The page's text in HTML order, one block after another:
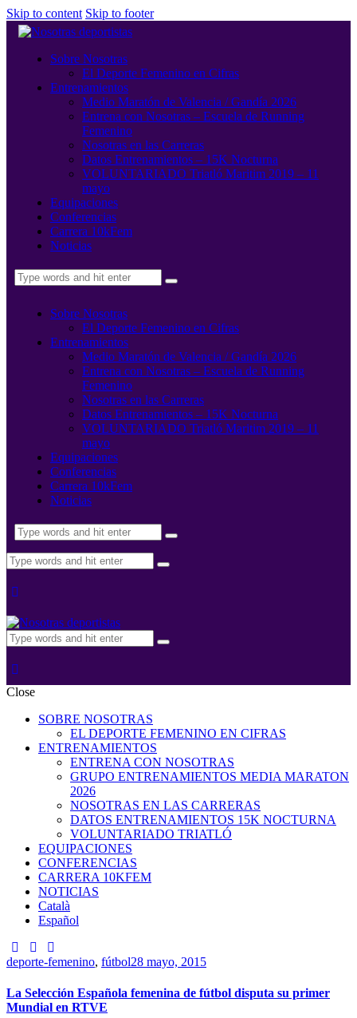
Skip to content Skip to footer
Sobre Nosotras
El Deporte Femenino en Cifras
Entrenamientos
Medio Maratón de Valencia / Gandía 2026
Entrena con Nosotras – Escuela de Running
Femenino
Nosotras en las Carreras
Datos Entrenamientos – 15K Nocturna
VOLUNTARIADO Triatló Maritim 2019 – 11
mayo
Equipaciones
Conferencias
Carrera 10kFem
Noticias
Sobre Nosotras
El Deporte Femenino en Cifras
Entrenamientos
Medio Maratón de Valencia / Gandía 2026
Entrena con Nosotras – Escuela de Running
Femenino
Nosotras en las Carreras
Datos Entrenamientos – 15K Nocturna
VOLUNTARIADO Triatló Maritim 2019 – 11
mayo
Equipaciones
Conferencias
Carrera 10kFem
Noticias
Close
SOBRE NOSOTRAS
EL DEPORTE FEMENINO EN CIFRAS
ENTRENAMIENTOS
ENTRENA CON NOSOTRAS
GRUPO ENTRENAMIENTOS MEDIA MARATON
2026
NOSOTRAS EN LAS CARRERAS
DATOS ENTRENAMIENTOS 15K NOCTURNA
VOLUNTARIADO TRIATLÓ
EQUIPACIONES
CONFERENCIAS
CARRERA 10KFEM
NOTICIAS
Català
Español
deporte-femenino, fútbol28 mayo, 2015
La Selección Española femenina de fútbol disputa su primer
Mundial en RTVE